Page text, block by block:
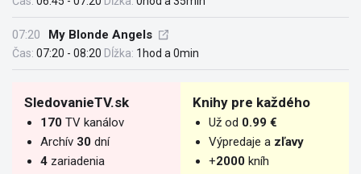
07:20 My Blonde Angels
Čas: 07:20 - 08:20 Dĺžka: 1hod a 0min
SledovanieTV.sk
170 TV kanálov
Archív 30 dní
4 zariadenia
Knihy pre každého
Už od 0.99 €
Výpredaje a zľavy
+2000 kníh